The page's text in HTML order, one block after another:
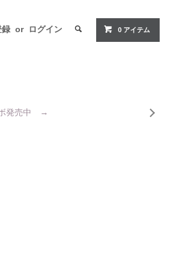
録 or ログイン 0 アイテム
ボ発売中 →